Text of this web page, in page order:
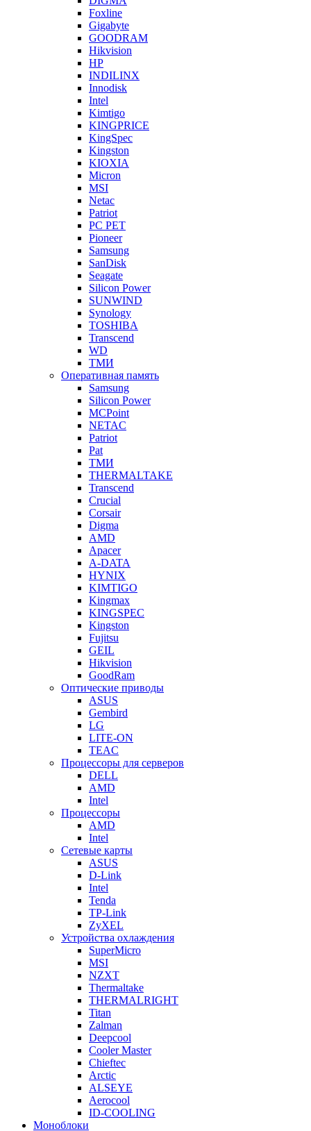
Foxline
Gigabyte
GOODRAM
Hikvision
HP
INDILINX
Innodisk
Intel
Kimtigo
KINGPRICE
KingSpec
Kingston
KIOXIA
Micron
MSI
Netac
Patriot
PC PET
Pioneer
Samsung
SanDisk
Seagate
Silicon Power
SUNWIND
Synology
TOSHIBA
Transcend
WD
ТМИ
Оперативная память
Samsung
Silicon Power
MCPoint
NETAC
Patriot
Pat
ТМИ
THERMALTAKE
Transcend
Crucial
Corsair
Digma
AMD
Apacer
A-DATA
HYNIX
KIMTIGO
Kingmax
KINGSPEC
Kingston
Fujitsu
GEIL
Hikvision
GoodRam
Оптические приводы
ASUS
Gembird
LG
LITE-ON
TEAC
Процессоры для серверов
DELL
AMD
Intel
Процессоры
AMD
Intel
Сетевые карты
ASUS
D-Link
Intel
Tenda
TP-Link
ZyXEL
Устройства охлаждения
SuperMicro
MSI
NZXT
Thermaltake
THERMALRIGHT
Titan
Zalman
Deepcool
Cooler Master
Chieftec
Arctic
ALSEYE
Aerocool
ID-COOLING
Моноблоки